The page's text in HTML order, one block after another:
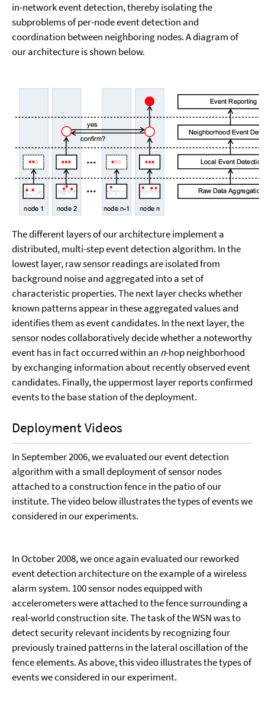
in-network event detection, thereby isolating the
subproblems of per-node event detection and
coordination between neighboring nodes. A diagram of
our architecture is shown below.
The different layers of our architecture implement a
distributed, multi-step event detection algorithm. In the
lowest layer, raw sensor readings are isolated from
background noise and aggregated into a set of
characteristic properties. The next layer checks whether
known patterns appear in these aggregated values and
identifies them as event candidates. In the next layer, the
sensor nodes collaboratively decide whether a noteworthy
event has in fact occurred within an n-hop neighborhood
by exchanging information about recently observed event
candidates. Finally, the uppermost layer reports confirmed
events to the base station of the deployment.
Deployment Videos
In September 2006, we evaluated our event detection
algorithm with a small deployment of sensor nodes
attached to a construction fence in the patio of our
institute. The video below illustrates the types of events we
considered in our experiments.
In October 2008, we once again evaluated our reworked
event detection architecture on the example of a wireless
alarm system. 100 sensor nodes equipped with
accelerometers were attached to the fence surrounding a
real-world construction site. The task of the WSN was to
detect security relevant incidents by recognizing four
previously trained patterns in the lateral oscillation of the
fence elements. As above, this video illustrates the types of
events we considered in our experiment.